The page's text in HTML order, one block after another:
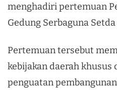
menghadiri pertemuan
Gedung Serbaguna
Pertemuan tersebut
kebijakan daerah
penguatan